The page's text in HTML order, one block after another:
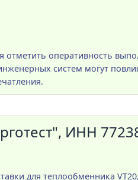
оперативность
систем могут
ИНН
для теплообменника